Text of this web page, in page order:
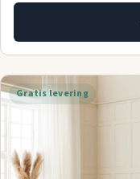
Gratis levering